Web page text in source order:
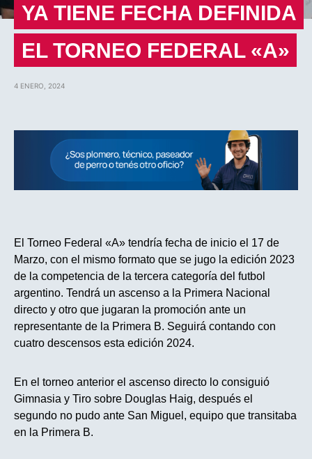
YA TIENE FECHA DEFINIDA
EL TORNEO FEDERAL «A»
4 ENERO, 2024
El Torneo Federal «A» tendría fecha de inicio el 17 de
Marzo, con el mismo formato que se jugo la edición 2023
de la competencia de la tercera categoría del futbol
argentino. Tendrá un ascenso a la Primera Nacional
directo y otro que jugaran la promoción ante un
representante de la Primera B. Seguirá contando con
cuatro descensos esta edición 2024.
En el torneo anterior el ascenso directo lo consiguió
Gimnasia y Tiro sobre Douglas Haig, después el
segundo no pudo ante San Miguel, equipo que transitaba
en la Primera B.